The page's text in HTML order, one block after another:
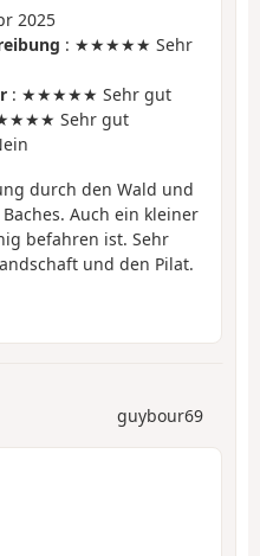
2025
: ★★★★★ Sehr
: ★★★★★ Sehr gut
Sehr gut
durch den Wald und
Auch ein kleiner
befahren ist. Sehr
und den Pilat.
guybour69